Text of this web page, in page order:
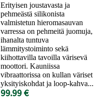
Erityisen joustavasta ja
pehmeästä silikonista
valmistetun hieromasauvan
varressa on pehmeitä juomuja,
ihanalta tuntuva
lämmitystoiminto sekä
kiihottavilla tavoilla värisevä
moottori. Kauniissa
vibraattorissa on kullan väriset
yksityiskohdat ja loop-kahva...
99.99 €